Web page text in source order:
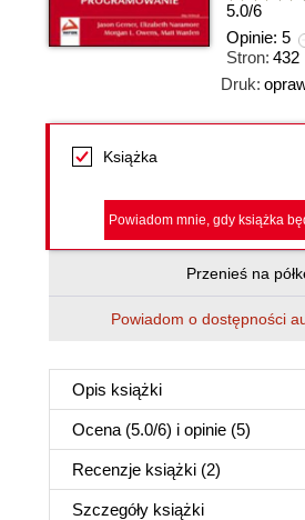
5.0/6
Opinie: 5
Stron: 432
Druk:
Książka
Powiadom mnie, gdy książka
Przenieś na
Powiadom o dostępności
Opis książki
Ocena (5.0/6) i opinie (5)
Recenzje książki (2)
Szczegóły książki